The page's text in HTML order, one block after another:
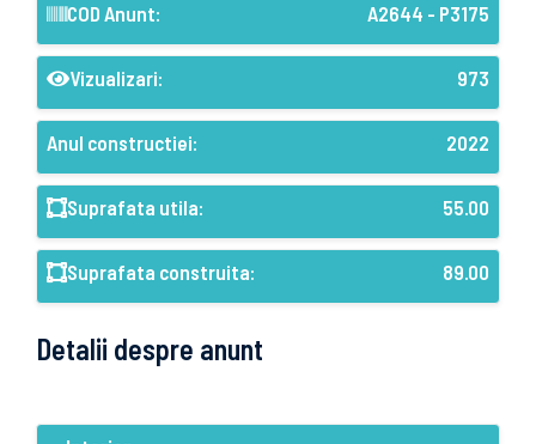
COD Anunt: A2644 - P3175
Vizualizari: 973
Anul constructiei: 2022
Suprafata utila: 55.00
Suprafata construita: 89.00
Detalii despre anunt